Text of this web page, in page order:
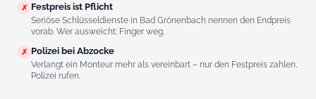
✗ Festpreis ist Pflicht
Seriöse Schlüsseldienste in Bad Grönenbach nennen den Endpreis
vorab. Wer ausweicht: Finger weg.
✗ Polizei bei Abzocke
Verlangt ein Monteur mehr als vereinbart – nur den Festpreis zahlen,
Polizei rufen.